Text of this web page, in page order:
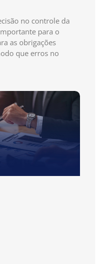
no controle da
para o
as obrigações
que erros no